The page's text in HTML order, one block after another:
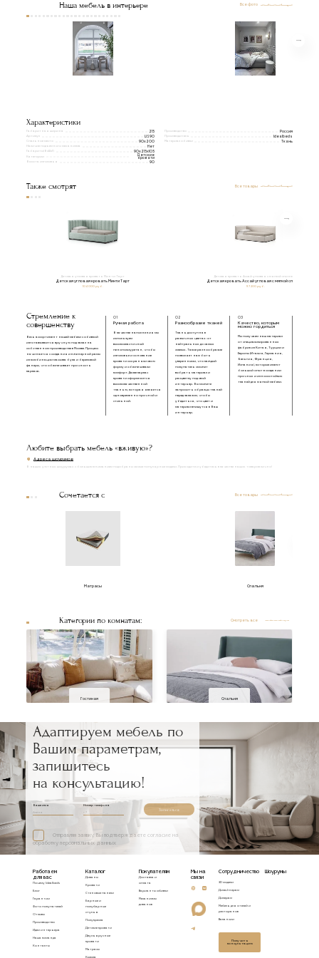
Наша мебель в интерьере Все фото
Характеристики
Габаритная ширина
215
Артикул
LIS90
Спальное место
90x200
Наличие подъемного механизма
Нет
Габариты(ВxШxГ)
90x215x105
Категории
Детские
кровати
Высота изголовья
90
Производство
Россия
Производитель
Idealbeds
Материал обивки
Ткань
Также смотрят Все товары
Детская угловая кровать Минти Тарт
Детская угловая кровать Минти Тарт
104 000 руб.
Детская кровать Ассай угловая с мягкой спинкой
Детская кровать Ассай угловая с мягкой спинкой
97 200 руб.
Стремление к
совершенству
Весь ассортимент нашей мебели с обивкой
изготавливается вручную под заказ на
собственном производстве в Москве. Процесс
начинается с создания инженерной рамы
из комбинации массива бука и березовой
фанеры, что обеспечивает прочность
каркаса.
01
Ручная работа
В качестве наполнения мы
используем
высокоэластичный
пенополиуретан, чтобы
изголовье и основание
кровати сохраняли свою
форму и обеспечивали
комфорт. Далее каркас
кровати оформляется
высококачественной
тканью, которая является
одновременно прочной и
стильной.
02
Разнообразие тканей
Ткань доступна в
различных цветах: от
нейтральных до самых
смелых. Такое разнообразие
позволяет нам быть
уверенными, что каждый
покупатель сможет
выбрать материал и
расцветку под свой
интерьер. Вы можете
запросить образцы тканей
перед заказом, чтобы
убедиться, что цвет и
материал впишутся в Ваш
интерьер.
03
Качество, которым
можно гордиться
Мы получаем наш материал
от специализированных
фабрик из Китая, Турции и
Европы (Италия, Германия,
Бельгия, Франция,
Испания), которые имеют
большой опыт в создании
прочных и износостойких
тканей для мягкой мебели.
Любите выбрать мебель «вживую»?
Адреса шоурумов
В наших уютных шоурумах с большим вниманием подобраны самые популярные модели. Приходите и убедитесь в качестве наших товаров лично!
Сочетается с Все товары
Матрасы Спальня
Категории по комнатам: Смотреть все
Гостиная Спальня
Адаптируем мебель по
Вашим параметрам,
запишитесь
на консультацию!
Ваше имя Номер телефона
Записаться
Отправляя заявку, Вы подтверждаете согласие на
обработку персональных данных
Работаем
для вас
Почему Idealbeds
Блог
Гарантии
Фото покупателей
Отзывы
Производство
Идеи интерьера
Наша команда
Контакты
Каталог
Диваны
Кровати
Стеновые панели
Барные и
полубарные
стулья
Полукресла
Детские кровати
Двухъярусные
кровати
Матрасы
Покупателям
Доставка и
оплата
Варианты обивки
Механизмы
диванов
Мы на
связи
Сотрудничество
3D модели
Дизайнерам
Дилерам
Мебель для отелей и
ресторанов
Вакансии
Получить
консультацию
Шоурумы